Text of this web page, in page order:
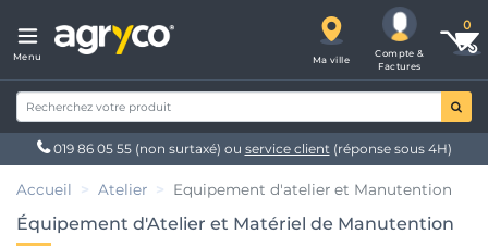
Menu Ma ville
Compte &
Factures
019 86 05 55 (non surtaxé) ou service client(réponse sous 4H)
Accueil Atelier Equipement d'atelier et Manutention
Équipement d'Atelier et Matériel de Manutention